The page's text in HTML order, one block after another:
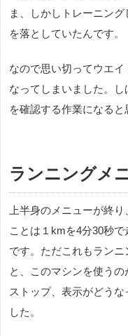
ま、しかしトレーニン
を落としていたんです。
なので思い切ってウエ
なってしまいました。
を確認する作業になると
ランニングメ
上半身のメニューが終
ことは１kmを4分30秒
です。ただこれもラン
と、このマシンを使うの
ストップ、表示がどう
した。